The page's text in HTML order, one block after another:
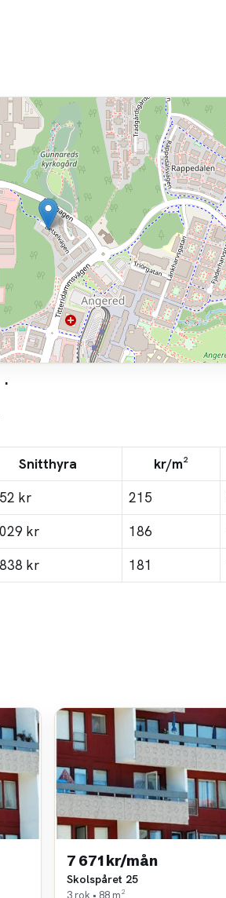
Snitthyra kr/m²
kr 215
kr 186
kr 181
7 671 kr/mån
Skolspåret 25
3 rok • 88 m²